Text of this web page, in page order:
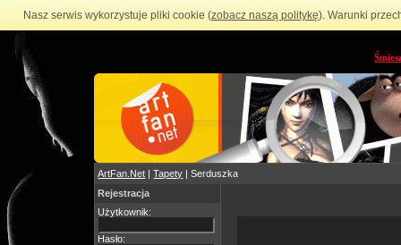
Nasz serwis wykorzystuje pliki cookie (zobacz naszą politykę). Warunki
ArtFan.Net |Tapety | Serduszka
Rejestracja
Użytkownik:
Hasło: